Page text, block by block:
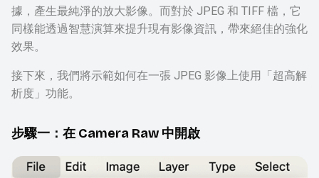
據，產生最純淨的放大影像。而對於 JPEG 和 TIFF 檔，它
同樣能透過智慧演算來提升現有影像資訊，帶來絕佳的強化
效果。
接下來，我們將示範如何在一張 JPEG 影像上使用「超高解
析度」功能。
步驟一：在 Camera Raw 中開啟